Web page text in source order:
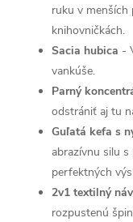
ruku v menších
knihovničkách.
Sacia hubica -
vankúše.
Parný
odstrániť aj tu
Guľatá kefa s
abrazívnu silu
perfektných
2v1 textilný
rozpustenú